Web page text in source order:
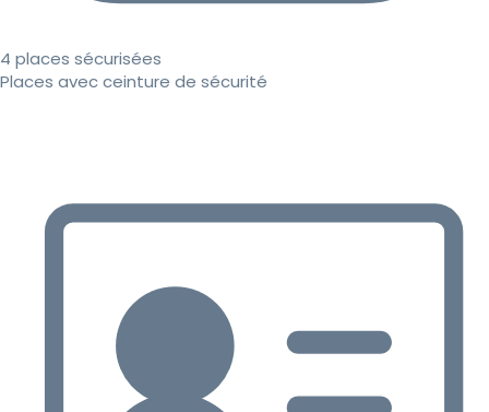
4 places sécurisées
Places avec ceinture de sécurité